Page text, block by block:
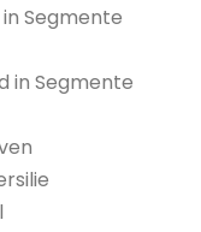
Segmente
in Segmente